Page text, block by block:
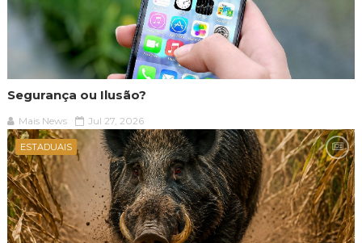
Segurança ou Ilusão?
Mais News Jul 27, 2026
ESTADUAIS